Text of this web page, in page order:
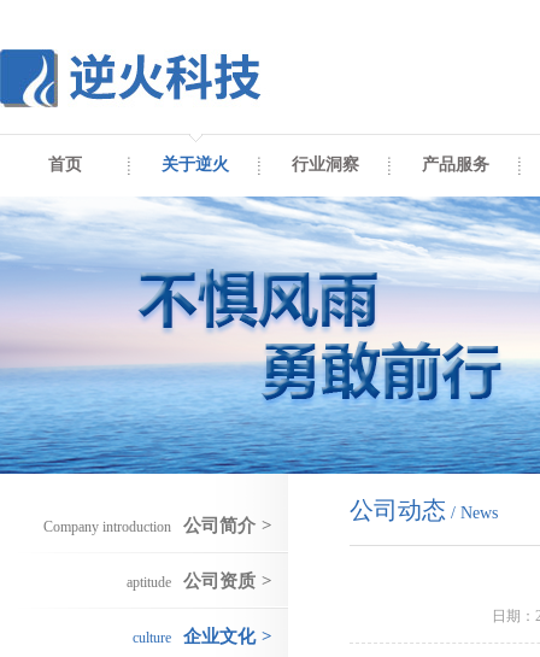
首页 关于逆火 行业洞察 产品服务
Company introduction 公司简介 >
aptitude 公司资质 >
culture 企业文化 >
公司动态 / News
日期